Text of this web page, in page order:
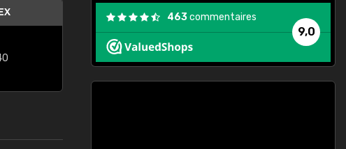
9,0
463commentaires